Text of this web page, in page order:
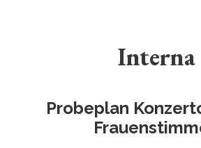
Interna
Probeplan